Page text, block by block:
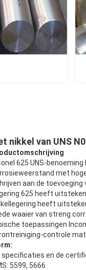
nikkel van UNS
625 UNS-
met
aan de toevoeging
625 heeft
heeft
waaier van streng
toepassingen
controle
specificaties en de
5599, 5666